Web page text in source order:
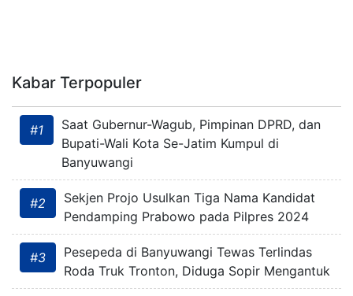
Kabar Terpopuler
#1
Saat Gubernur-Wagub, Pimpinan DPRD, dan
Bupati-Wali Kota Se-Jatim Kumpul di
Banyuwangi
#2
Sekjen Projo Usulkan Tiga Nama Kandidat
Pendamping Prabowo pada Pilpres 2024
#3
Pesepeda di Banyuwangi Tewas Terlindas
Roda Truk Tronton, Diduga Sopir Mengantuk